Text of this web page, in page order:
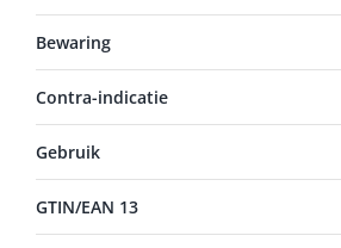
Bewaring
Contra-indicatie
Gebruik
GTIN/EAN 13